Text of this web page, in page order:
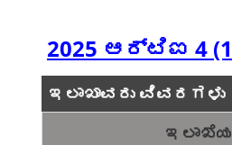
2025 ಆರ್‌ಟಿಐ 4
ಇಲಾಖಾವ ರು ವಿವರಗಳು